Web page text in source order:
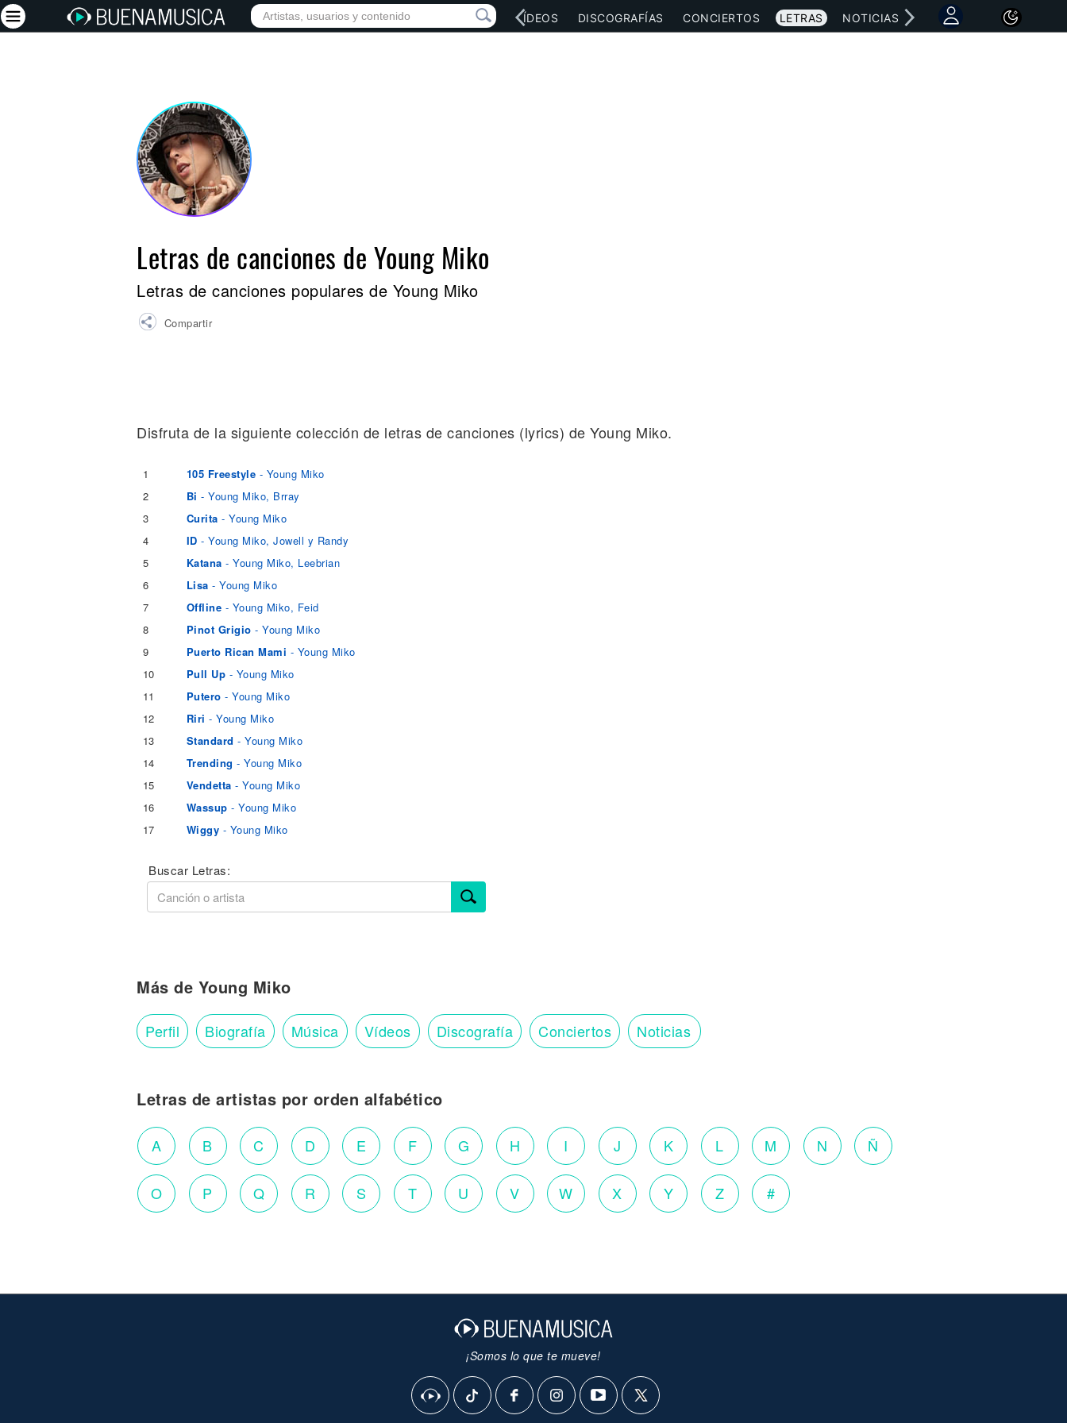
INICIO ARTISTAS RED SOCIAL MÚSICA VÍDEOS DISCOGRAFÍAS CONCIERTOS LETRAS NOTICIAS
Letras de canciones de Young Miko
Letras de canciones populares de Young Miko
Compartir
Disfruta de la siguiente colección de letras de canciones (lyrics) de Young Miko.
1 105 Freestyle - Young Miko
2
Bi- Young Miko, Brray
3
Curita - Young Miko
4
ID - Young Miko, Jowell y Randy
5
Katana - Young Miko, Leebrian
6
Lisa - Young Miko
7
Offline - Young Miko, Feid
8
Pinot Grigio - Young Miko
9
Puerto Rican Mami - Young Miko
10
Pull Up - Young Miko
11
Putero - Young Miko
12
Riri - Young Miko
13
Standard - Young Miko
14
Trending - Young Miko
15
Vendetta - Young Miko
16
Wassup - Young Miko
17
Wiggy - Young Miko
Buscar Letras:
Más de Young Miko
Perfil Biografía Música Vídeos Discografía Conciertos Noticias
Letras de artistas por orden alfabético
A B C D E F G H I J K L M N Ñ
O P Q R S T U V W X Y Z #
¡Somos lo que te mueve!